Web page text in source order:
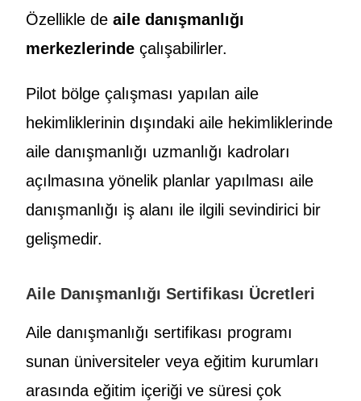
Özellikle deaile danışmanlığı
merkezlerinde çalışabilirler.
Pilot bölge çalışması yapılan aile
hekimliklerinin dışındaki aile hekimliklerinde
aile danışmanlığı uzmanlığı kadroları
açılmasına yönelik planlar yapılması aile
danışmanlığı iş alanı ile ilgili sevindirici bir
gelişmedir.
Aile Danışmanlığı Sertifikası Ücretleri
Aile danışmanlığı sertifikası programı
sunan üniversiteler veya eğitim kurumları
arasında eğitim içeriği ve süresi çok